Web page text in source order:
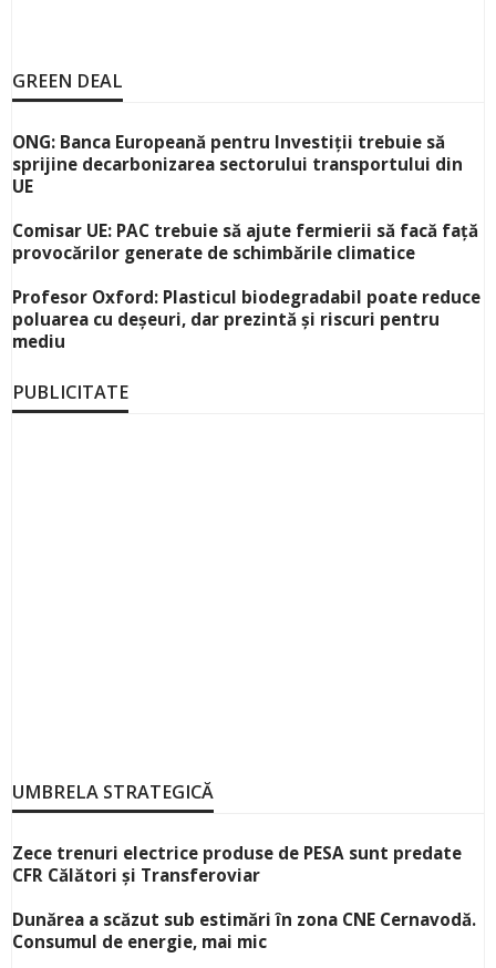
GREEN DEAL
ONG: Banca Europeană pentru Investiții trebuie să
sprijine decarbonizarea sectorului transportului din
UE
Comisar UE: PAC trebuie să ajute fermierii să facă față
provocărilor generate de schimbările climatice
Profesor Oxford: Plasticul biodegradabil poate reduce
poluarea cu deșeuri, dar prezintă și riscuri pentru
mediu
PUBLICITATE
UMBRELA STRATEGICĂ
Zece trenuri electrice produse de PESA sunt predate
CFR Călători și Transferoviar
Dunărea a scăzut sub estimări în zona CNE Cernavodă.
Consumul de energie, mai mic